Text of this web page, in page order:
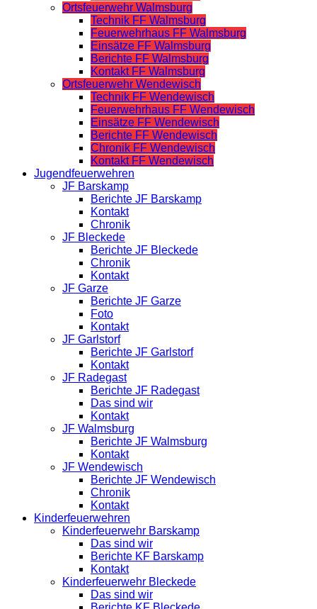
Ortsfeuerwehr Walmsburg
Technik FF Walmsburg
Feuerwehrhaus FF Walmsburg
Einsätze FF Walmsburg
Berichte FF Walmsburg
Kontakt FF Walmsburg
Ortsfeuerwehr Wendewisch
Technik FF Wendewisch
Feuerwehrhaus FF Wendewisch
Einsätze FF Wendewisch
Berichte FF Wendewisch
Chronik FF Wendewisch
Kontakt FF Wendewisch
Jugendfeuerwehren
JF Barskamp
Berichte JF Barskamp
Kontakt
Chronik
JF Bleckede
Berichte JF Bleckede
Chronik
Kontakt
JF Garze
Berichte JF Garze
Foto
Kontakt
JF Garlstorf
Berichte JF Garlstorf
Kontakt
JF Radegast
Berichte JF Radegast
Das sind wir
Kontakt
JF Walmsburg
Berichte JF Walmsburg
Kontakt
JF Wendewisch
Berichte JF Wendewisch
Chronik
Kontakt
Kinderfeuerwehren
Kinderfeuerwehr Barskamp
Das sind wir
Berichte KF Barskamp
Kontakt
Kinderfeuerwehr Bleckede
Das sind wir